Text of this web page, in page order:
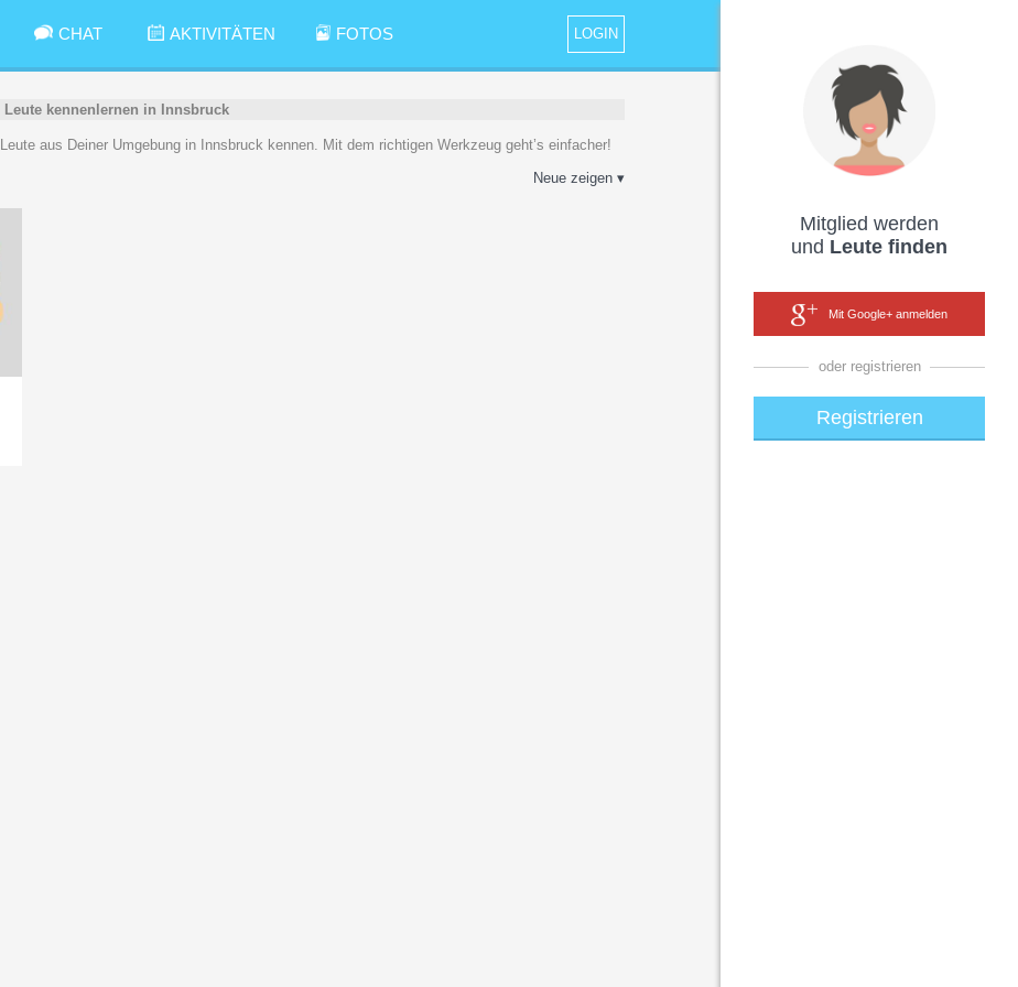
Mitglied werden
und Leute finden
Mit Google+ anmelden
oder registrieren
Registrieren
LOGIN
CHAT AKTIVITÄTEN FOTOS
Leute kennenlernen in Innsbruck
aus Deiner Umgebung in Innsbruck kennen. Mit dem richtigen Werkzeug geht’s einfacher!
Neue zeigen ▾